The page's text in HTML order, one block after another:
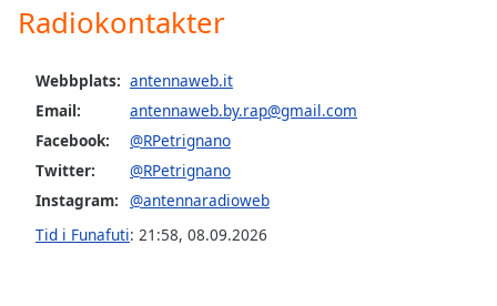
Background
Color
Opacity
Radiokontakter
Webbplats: antennaweb.it
Email:
antennaweb.by.rap@gmail.com
Facebook:
@RPetrignano
Twitter:
@RPetrignano
Instagram: @antennaradioweb
Tid i Funafuti: 21:58, 08.09.2026